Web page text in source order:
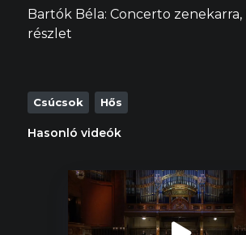
Bartók Béla: Concerto zenekarra,
részlet
Csúcsok Hős
Hasonló videók